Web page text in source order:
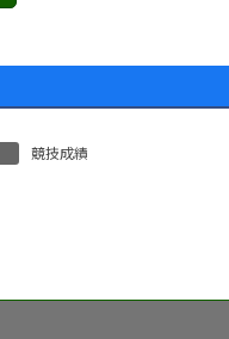
競技成績